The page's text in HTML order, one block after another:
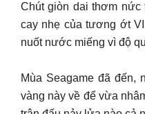
Chút giòn dai thơm nức
cay nhẹ của tương ớt
nuốt nước miếng vì độ
Mùa Seagame đã đến,
vàng này về để vừa